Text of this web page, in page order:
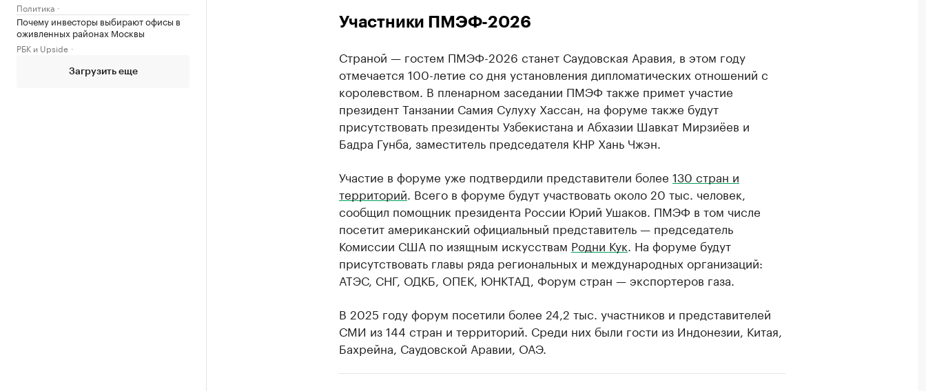
Политика
Почему инвесторы выбирают офисы в
оживленных районах Москвы
РБК и Upside
Загрузить еще
Участники ПМЭФ-2026
Страной — гостем ПМЭФ-2026 станет Саудовская Аравия, в этом году
отмечается 100-летие со дня установления дипломатических отношений с
королевством. В пленарном заседании ПМЭФ также примет участие
президент Танзании Самия Сулуху Хассан, на форуме также будут
присутствовать президенты Узбекистана и Абхазии Шавкат Мирзиёев и
Бадра Гунба, заместитель председателя КНР Хань Чжэн.
Участие в форуме уже подтвердили представители более 130 стран и
территорий. Всего в форуме будут участвовать около 20 тыс. человек,
сообщил помощник президента России Юрий Ушаков. ПМЭФ в том числе
посетит американский официальный представитель — председатель
Комиссии США по изящным искусствам Родни Кук. На форуме будут
присутствовать главы ряда региональных и международных организаций:
АТЭС, СНГ, ОДКБ, ОПЕК, ЮНКТАД, Форум стран — экспортеров газа.
В 2025 году форум посетили более 24,2 тыс. участников и представителей
СМИ из 144 стран и территорий. Среди них были гости из Индонезии, Китая,
Бахрейна, Саудовской Аравии, ОАЭ.